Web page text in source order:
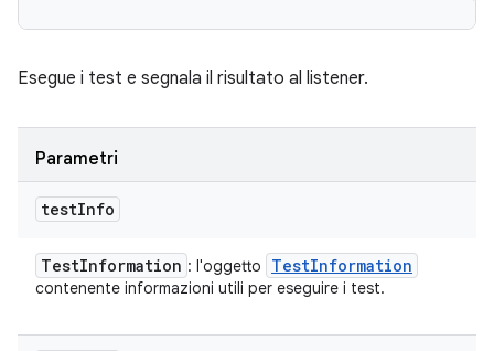
Esegue i test e segnala il risultato al listener.
Parametri
testInfo
TestInformation : l'oggetto TestInformation
contenente informazioni utili per eseguire i test.